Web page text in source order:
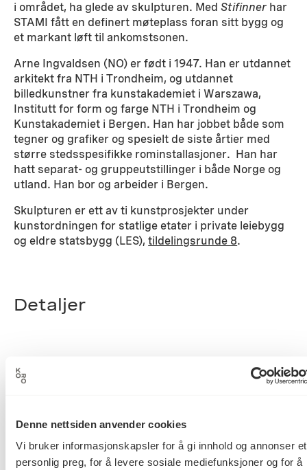
Denne nettsiden anvender cookies
Vi bruker informasjonskapsler for å gi innhold og annonser et
personlig preg, for å levere sosiale mediefunksjoner og for å
i området, ha glede av skulpturen. MedStifinner har
STAMI fått en definert møteplass foran sitt bygg og
et markant løft til ankomstsonen.
Arne Ingvaldsen (NO) er født i 1947. Han er utdannet
arkitekt fra NTH i Trondheim, og utdannet
billedkunstner fra kunstakademiet i Warszawa,
Institutt for form og farge NTH i Trondheim og
Kunstakademiet i Bergen. Han har jobbet både som
tegner og grafiker og spesielt de siste årtier med
større stedsspesifikke rominstallasjoner. Han har
hatt separat- og gruppeutstillinger i både Norge og
utland. Han bor og arbeider i Bergen.
Skulpturen er ett av ti kunstprosjekter under
kunstordningen for statlige etater i private leiebygg
og eldre statsbygg (LES),tildelingsrunde 8.
Detaljer
Fylke Oslo